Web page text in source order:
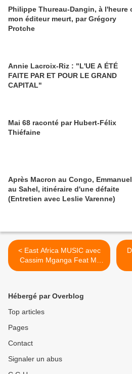
Philippe Thureau-Dangin, à l'heure
mon éditeur meurt, par Grégory
Protche
Annie Lacroix-Riz : "L'UE A ÉTÉ
FAITE PAR ET POUR LE GRAND
CAPITAL"
Mai 68 raconté par Hubert-Félix
Thiéfaine
Après Macron au Congo, Emmanuel
au Sahel, itinéraire d'une défaite
(Entretien avec Leslie Varenne)
< East Africa MUSIC avec
Cassim Mganga Feat Mr
Blue- Ndoa Ndowano
Hébergé par Overblog
Top articles
Pages
Contact
Signaler un abus